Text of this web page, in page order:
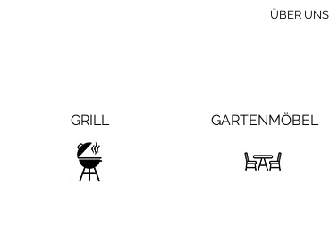
ÜBER UNS
GRILL GARTENMÖBEL